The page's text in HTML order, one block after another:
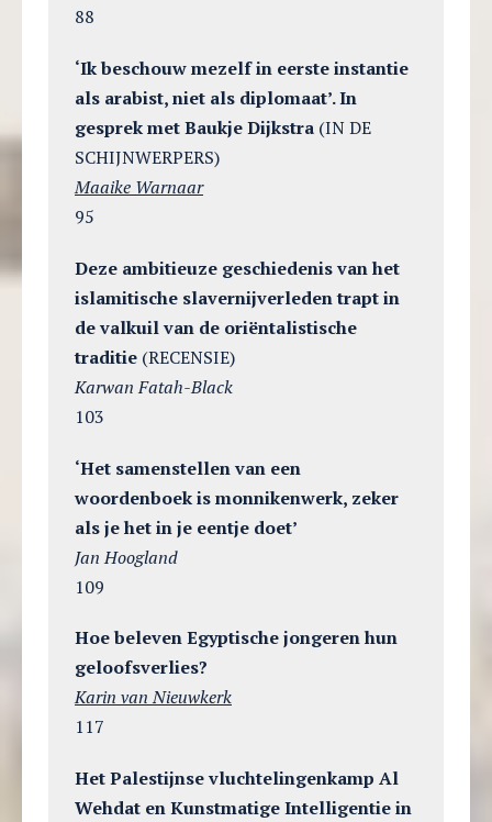
88
‘Ik beschouw mezelf in eerste instantie
als arabist, niet als diplomaat’. In
gesprek met Baukje Dijkstra (IN DE
SCHIJNWERPERS)
Maaike Warnaar
95
Deze ambitieuze geschiedenis van het
islamitische slavernijverleden trapt in
de valkuil van de oriëntalistische
traditie (RECENSIE)
Karwan Fatah-Black
103
‘Het samenstellen van een
woordenboek is monnikenwerk, zeker
als je het in je eentje doet’
Jan Hoogland
109
Hoe beleven Egyptische jongeren hun
geloofsverlies?
Karin van Nieuwkerk
117
Het Palestijnse vluchtelingenkamp Al
Wehdat en Kunstmatige Intelligentie in